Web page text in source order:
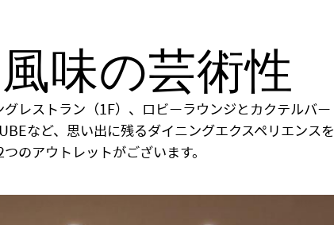
味の芸術性
レストラン（1F）、ロビーラウンジとカクテルバー
など、思い出に残るダイニングエクスペリエンスを
のアウトレットがございます。